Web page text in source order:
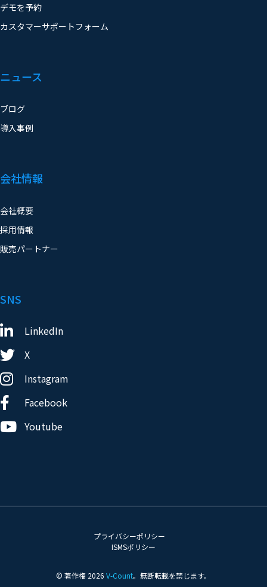
デモを予約
カスタマーサポートフォーム
ニュース
ブログ
導入事例
会社情報
会社概要
採用情報
販売パートナー
SNS
LinkedIn
X
Instagram
Facebook
Youtube
© 著作権 2026 V-Count。無断転載を禁じます。
プライバシーポリシー
ISMSポリシー